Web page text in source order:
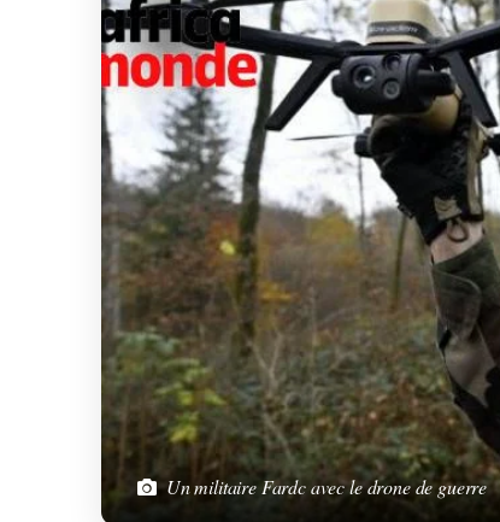
Un militaire Fardc avec le drone de guerre